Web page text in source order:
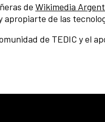
de Wikimedia
apropiarte de las
de TEDIC y el